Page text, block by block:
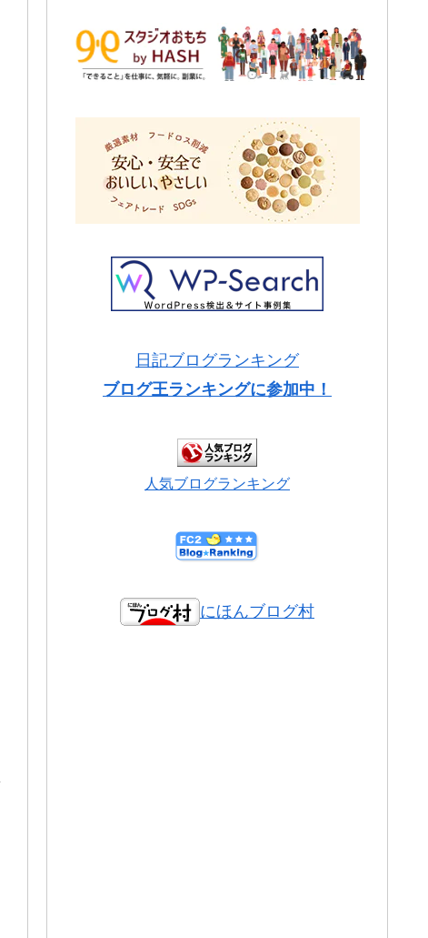
日記ブログランキング
ブログ王ランキングに参加中！
人気ブログランキング
にほんブログ村